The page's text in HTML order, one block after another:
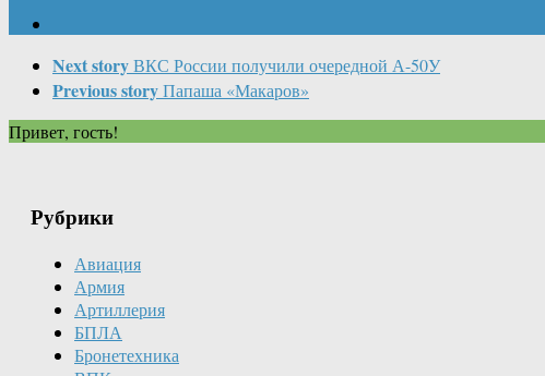
Next storyВКС России получили очередной А-50У
Previous storyПапаша «Макаров»
Привет, гость!
Рубрики
Авиация
Армия
Артиллерия
БПЛА
Бронетехника